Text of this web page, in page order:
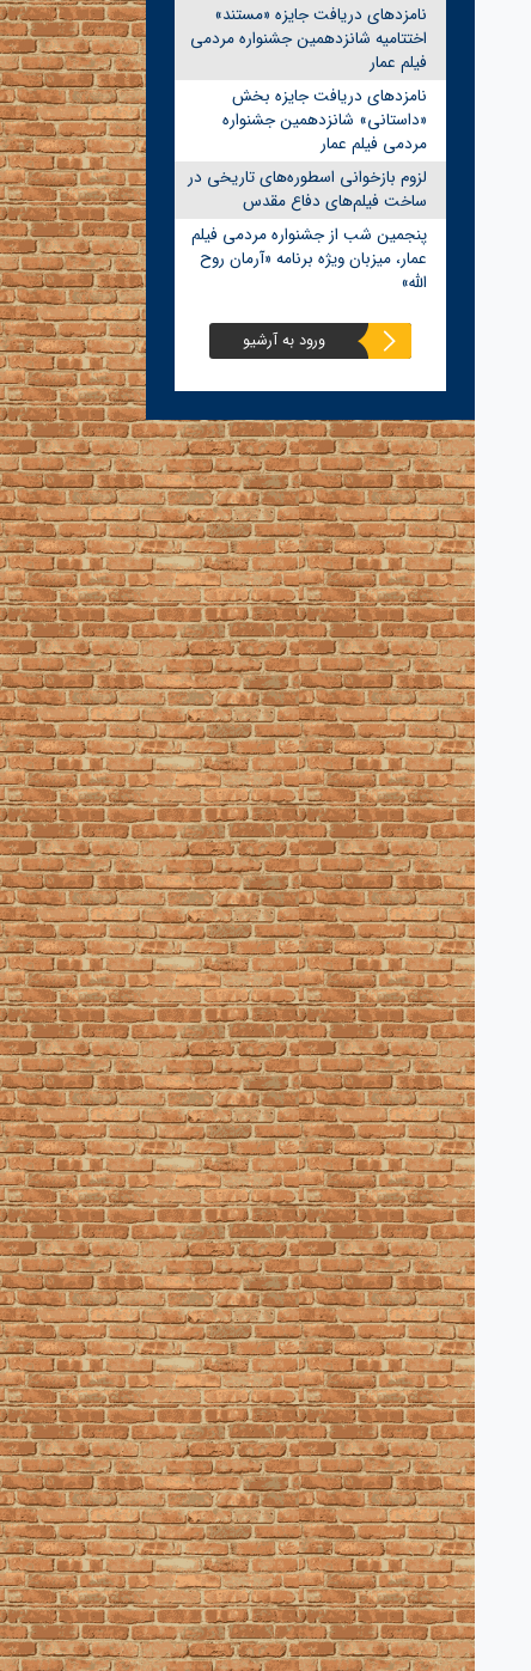
نامزدهای دریافت جایزه «مستند»
اختتامیه شانزدهمین جشنواره مردمی
فیلم عمار
نامزدهای دریافت جایزه بخش
«داستانی» شانزدهمین جشنواره
مردمی فیلم عمار
لزوم بازخوانی اسطوره‌های تاریخی در
ساخت فیلم‌های دفاع مقدس
پنجمین شب از جشنواره مردمی فیلم
عمار، میزبان ویژه برنامه «آرمان روح
الله»
ورود به آرشیو